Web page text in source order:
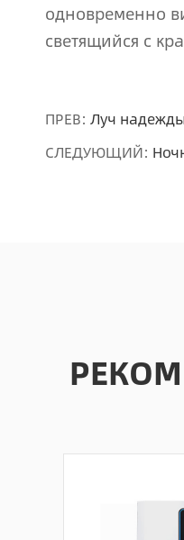
одновременно
светящийся с
ПРЕВ: Луч
СЛЕДУЮЩИЙ: